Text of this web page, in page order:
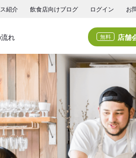
紹介 飲食店向けブログ ログイン お
れ 無料 店舗